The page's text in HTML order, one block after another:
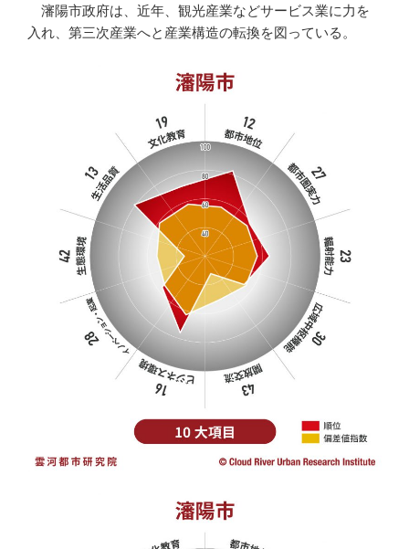
瀋陽市政府は、近年、観光産業などサービス業に力を
入れ、第三次産業へと産業構造の転換を図っている。